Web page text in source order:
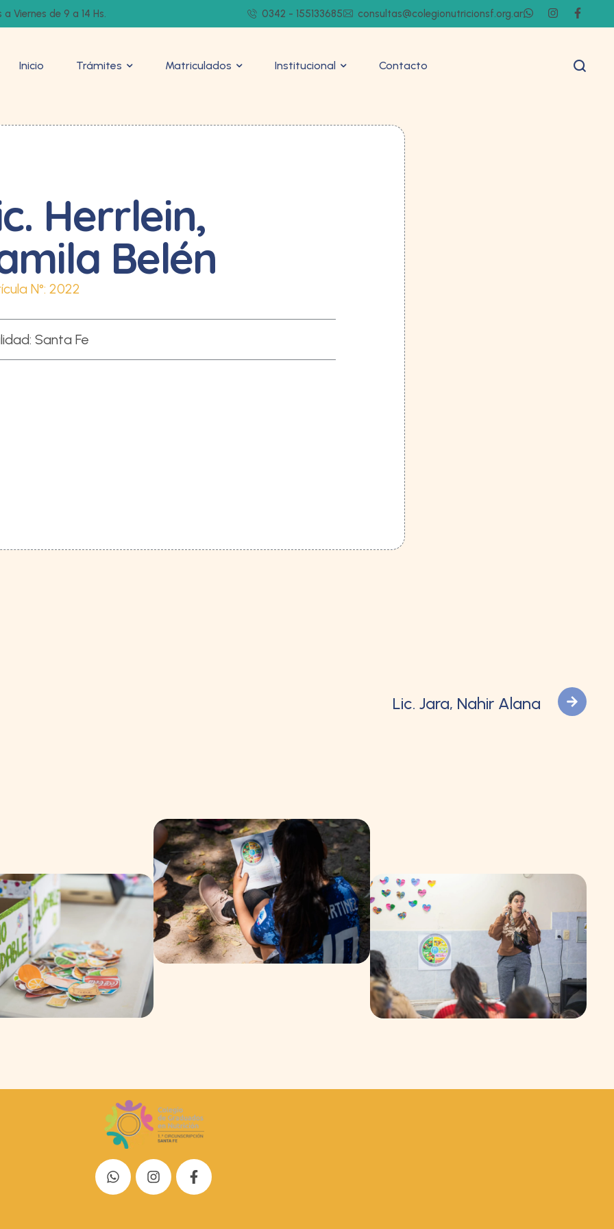
a Viernes de 9 a 14 Hs. 0342 - 155133685 consultas@colegionutricionsf.org.ar
Inicio Trámites Matriculados Institucional Contacto
Herrlein,
Belén
N°: 2022
Santa Fe
Lic. Jara, Nahir Alana